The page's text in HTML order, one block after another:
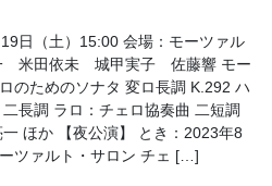
日（土）15:00 会場：モーツァル
米田依未 城甲実子 佐藤響 モー
のためのソナタ 変ロ長調 K.292 ハ
長調 ラロ：チェロ協奏曲 二短調
ほか 【夜公演】 とき：2023年8
ツァルト・サロン チェ […]